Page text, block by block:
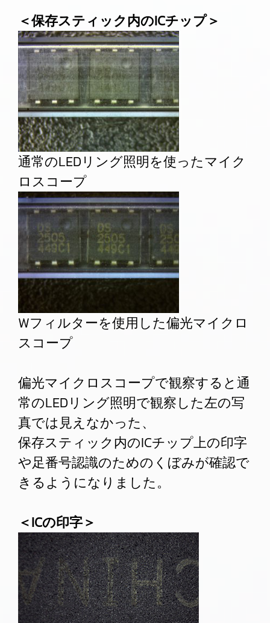
＜保存スティック内のICチップ＞
通常のLEDリング照明を使ったマイク
ロスコープ
Wフィルターを使用した偏光マイクロ
スコープ
偏光マイクロスコープで観察すると通
常のLEDリング照明で観察した左の写
真では見えなかった、
保存スティック内のICチップ上の印字
や足番号認識のためのくぼみが確認で
きるようになりました。
＜ICの印字＞